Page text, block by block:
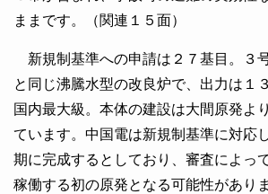
ままです。（関連１５面）
新規制基準への申請は２７基目。３
と同じ沸騰水型の改良炉で、出力は１
国内最大級。本体の建設は大間原発よ
ています。中国電は新規制基準に対応
期に完成するとしており、審査によっ
稼働する初の原発となる可能性がありま